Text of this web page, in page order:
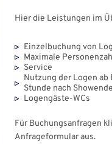
Hier die Leistungen im
Einzelbuchung von
Maximale
Service
Nutzung der Logen ab
Stunde nach
Logengäste-WCs
Für Buchungsanfragen
Anfrageformular aus.